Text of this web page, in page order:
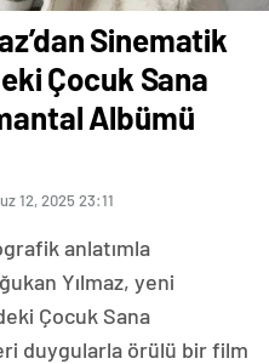
Sinematik
Çocuk Sana
Albümü
12, 2025 23:11
anlatımla
Yılmaz, yeni
Çocuk Sana
duygularla örülü bir film